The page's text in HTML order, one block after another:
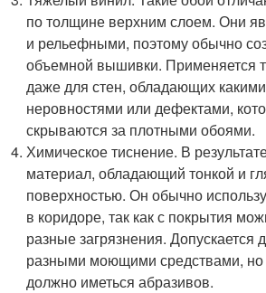
по толщине верхним слоем. Они
и рельефными, поэтому обычно
объемной вышивки. Применяется
даже для стен, обладающих
неровностями или дефектами,
скрываются за плотными обоями.
Химическое тиснение. В
материал, обладающий тонкой и
поверхностью. Он обычно
в коридоре, так как с покрытия
разные загрязнения. Допускается
разными моющими средствами, но
должно иметься абразивов.